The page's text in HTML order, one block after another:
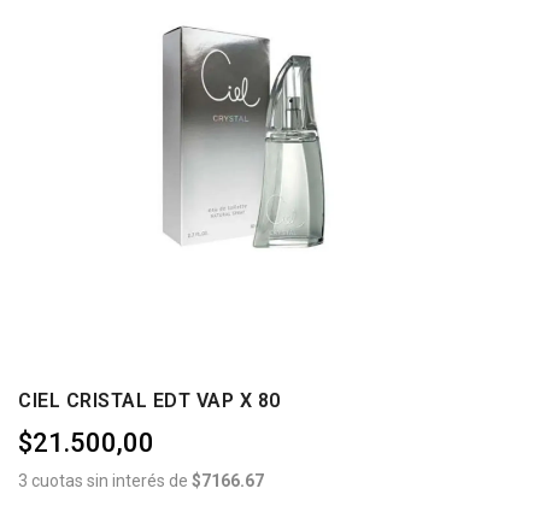
CIEL CRISTAL EDT VAP X 80
$21.500,00
3 cuotas sin interés de $7166.67